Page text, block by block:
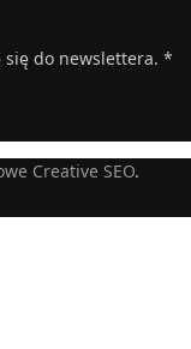
do newslettera. *
Creative SEO.